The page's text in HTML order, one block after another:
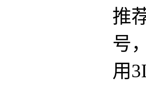
推
号
用